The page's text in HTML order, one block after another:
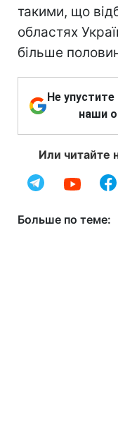
такими, що
областях
більше
Не
наши
Или читайте
Больше по теме: